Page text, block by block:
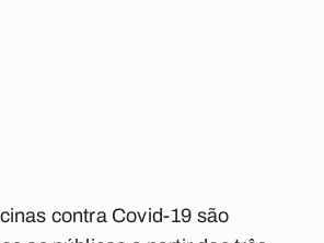
contra Covid-19 são